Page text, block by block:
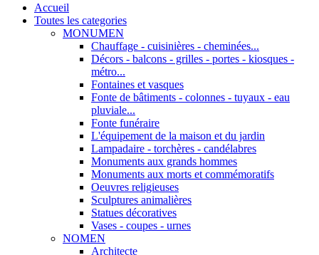
Accueil
Toutes les categories
MONUMEN
Chauffage - cuisinières - cheminées...
Décors - balcons - grilles - portes - kiosques -
métro...
Fontaines et vasques
Fonte de bâtiments - colonnes - tuyaux - eau
pluviale...
Fonte funéraire
L'équipement de la maison et du jardin
Lampadaire - torchères - candélabres
Monuments aux grands hommes
Monuments aux morts et commémoratifs
Oeuvres religieuses
Sculptures animalières
Statues décoratives
Vases - coupes - urnes
NOMEN
Architecte